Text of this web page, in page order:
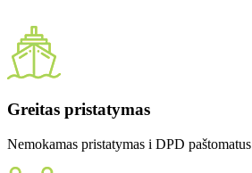
Greitas pristatymas
Nemokamas pristatymas i DPD paštomatus